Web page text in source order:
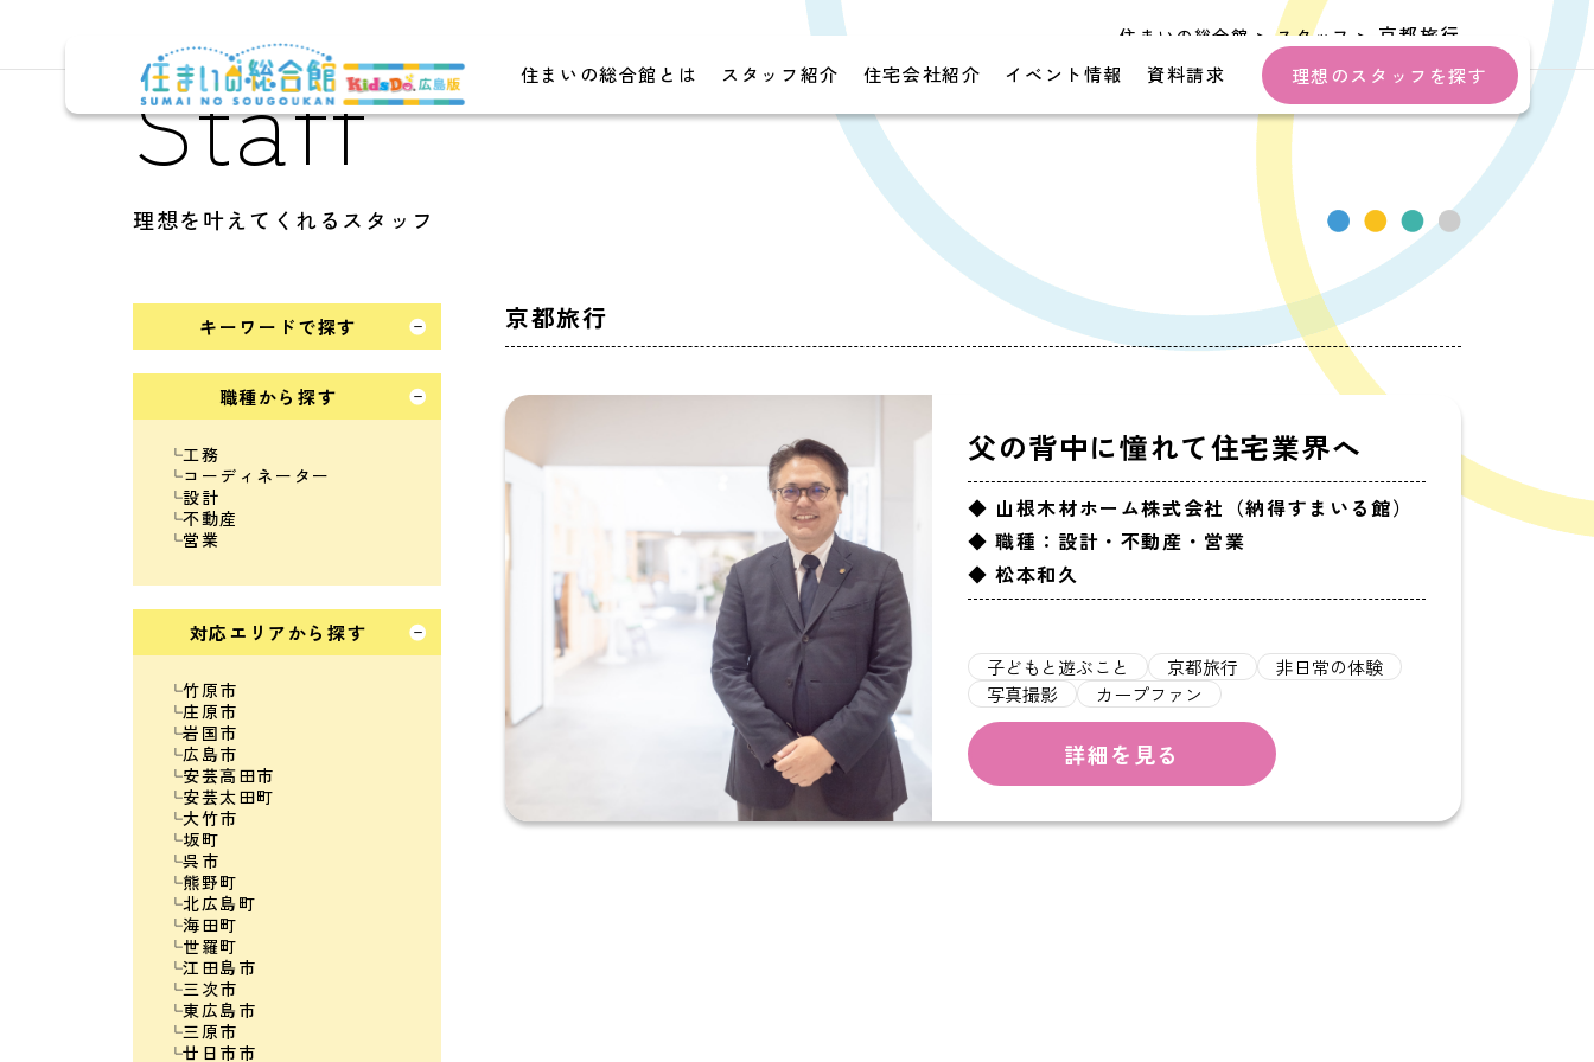
住まいの総合館とは スタッフ紹介 住宅会社紹介 イベント情報 資料請求 理想のスタッフを探す
住まいの総合館 >スタッフ > 京都旅行
Staff
理想を叶えてくれるスタッフ
キーワードで探す
職種から探す
工務
コーディネーター
設計
不動産
営業
対応エリアから探す
竹原市
庄原市
岩国市
広島市
安芸高田市
安芸太田町
大竹市
坂町
呉市
熊野町
北広島町
海田町
世羅町
江田島市
三次市
東広島市
三原市
廿日市市
京都旅行
父の背中に憧れて住宅業界へ
◆ 山根木材ホーム株式会社（納得すまいる館）
◆ 職種：設計・不動産・営業
◆ 松本和久
子どもと遊ぶこと 京都旅行
非日常の体験
写真撮影
カープファン
詳細を見る